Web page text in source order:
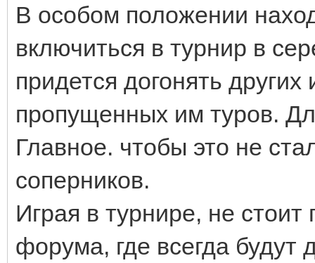
В особом положении
включиться в турнир в
придется догонять других
пропущенных им туров.
Главное. чтобы это не
соперников.
Играя в турнире, не
форума, где всегда будут